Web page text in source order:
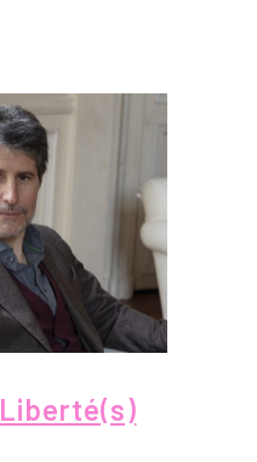
Liberté(s)